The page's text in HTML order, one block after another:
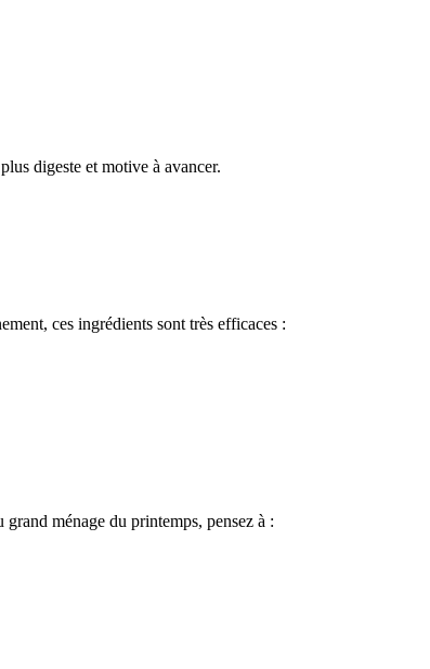
digeste et motive à avancer.
ces ingrédients sont très efficaces :
ménage du printemps, pensez à :